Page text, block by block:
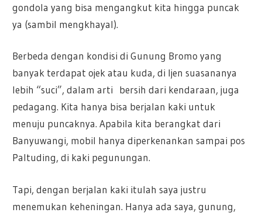
gondola yang bisa mengangkut kita hingga puncak
ya (sambil mengkhayal).
Berbeda dengan kondisi di Gunung Bromo yang
banyak terdapat ojek atau kuda, di Ijen suasananya
lebih “suci”, dalam arti bersih dari kendaraan, juga
pedagang. Kita hanya bisa berjalan kaki untuk
menuju puncaknya. Apabila kita berangkat dari
Banyuwangi, mobil hanya diperkenankan sampai pos
Paltuding, di kaki pegunungan.
Tapi, dengan berjalan kaki itulah saya justru
menemukan keheningan. Hanya ada saya, gunung,